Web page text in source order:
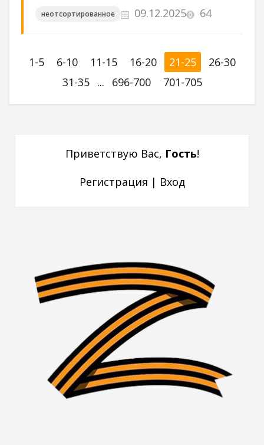
неотсортированное 09.12.2025 64
1-5 6-10 11-15 16-20 21-25
26-30
31-35
... 696-700 701-705
Приветствую Вас, Гость!
Регистрация | Вход